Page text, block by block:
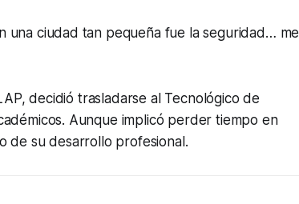
una ciudad tan pequeña fue la seguridad… me
decidió trasladarse al Tecnológico de
Aunque implicó perder tiempo en
de su desarrollo profesional.